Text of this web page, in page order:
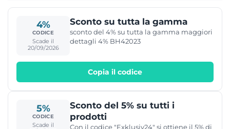
4%
CODICE
Scade il
20/09/2026
Sconto su tutta la gamma
sconto del 4% su tutta la gamma maggiori
dettagli 4% BH42023
Copia il codice
5%
CODICE
Scade il
Sconto del 5% su tutti i
prodotti
Con il codice "Exklusiv24" si ottiene il 5% di